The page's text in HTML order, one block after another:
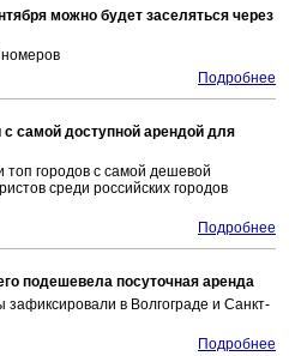
можно будет заселяться через
номеров
Подробнее
самой доступной арендой для
топ городов с самой дешевой
среди российских городов
Подробнее
подешевела посуточная аренда
в Волгограде и Санкт-
Подробнее